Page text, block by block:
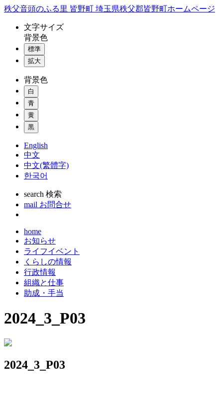
コ
秩父音頭のふる里 皆野町 埼玉県秩父郡皆野町ホームページ
文字サイズ
背景色
標準
拡大
背景色
白
青
黄
黒
English
中文
中文(繁體字)
한국어
search 検索
mail お問合せ
home
お知らせ
ライフイベント
くらしの情報
行政情報
組織と仕事
助成・手当
2024_3_P03
2024_3_P03